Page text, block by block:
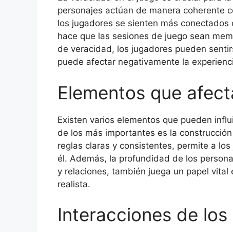
personajes actúan de manera coherente
los jugadores se sienten más
hace que las sesiones de juego sean
de veracidad, los jugadores pueden
puede afectar negativamente la
Elementos que
Existen varios elementos que pueden
de los más importantes es la
reglas claras y consistentes, permite a
él. Además, la profundidad de los
y relaciones, también juega un papel
realista.
Interacciones de los